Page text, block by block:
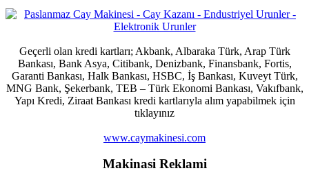
Geçerli olan kredi kartları; Akbank, Albaraka Türk, Arap Türk
Bankası, Bank Asya, Citibank, Denizbank, Finansbank, Fortis,
Garanti Bankası, Halk Bankası, HSBC, İş Bankası, Kuveyt Türk,
MNG Bank, Şekerbank, TEB – Türk Ekonomi Bankası, Vakıfbank,
Yapı Kredi, Ziraat Bankası kredi kartlarıyla alım yapabilmek için
tıklayınız
www.caymakinesi.com
Makinasi Reklami